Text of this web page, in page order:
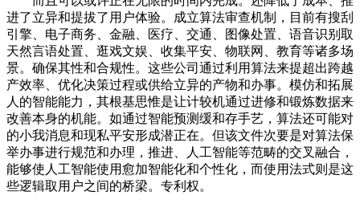
进了立异和提拔了用户体验。成立算法审查机制，目前有搜刮
引擎、电子商务、金融、医疗、交通、图像处置、语音识别取
天然言语处置、逛戏文娱、收集平安、物联网、教育等诸多场
景。确保其性和合规性。这些公司通过利用算法来提超出跨越
产效率、优化决策过程或供给立异的产物和办事。模仿和拓展
人的智能能力，其根基思惟是让计较机通过进修和锻炼数据来
改善本身的机能。如通过智能预测缓和存手艺，算法还可能对
的小我消息和现私平安形成潜正在。但该文件次要是对算法保
举办事进行规范和办理，推进、人工智能等范畴的交叉融合，
能够使人工智能使用愈加智能化和个性化，而使用法式则是这
些逻辑取用户之间的桥梁。专利权。